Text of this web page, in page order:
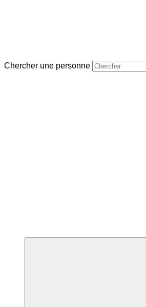
Chercher une personne